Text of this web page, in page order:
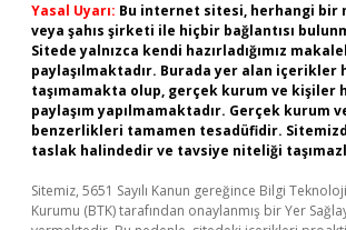
Yasal Uyarı: Bu internet sitesi, herhangi bir
veya şahıs şirketi ile hiçbir bağlantısı
Sitede yalnızca kendi hazırladığımız
paylaşılmaktadır. Burada yer alan içerikler
taşımamakta olup, gerçek kurum ve kişiler
paylaşım yapılmamaktadır. Gerçek kurum
benzerlikleri tamamen tesadüfidir.
taslak halindedir ve tavsiye niteliği
Sitemiz, 5651 Sayılı Kanun gereğince Bilgi
Kurumu (BTK) tarafından onaylanmış bir Yer